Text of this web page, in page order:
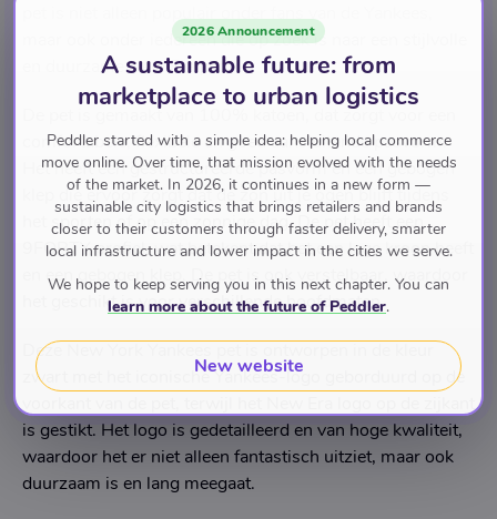
pet is niet alleen populair onder fans van de Yankees,
maar ook onder iedereen die op zoek is naar een stijlvolle
en duurzame New Era pet.
De pet is gemaakt van 100% katoen, dat zorgt voor een
comfortabele, flexibele en goed aansluitende pasvorm.
Het heeft een gestructureerde pasvorm en een gebogen
klep die ervoor zorgt dat de zon uit je ogen blijft tijdens
het sporten of op een zonnige dag. De pet heeft een
9FORTY profiel, wat betekent dat het een lage kroon heeft
en een gebogen klep. De pet is ook verstelbaar, waardoor
het geschikt is voor verschillende hoofdmaten.
Deze New York Yankees pet is ontworpen in de kleur
zwart met het iconische Yankees-logo geborduurd op de
voorkant van de pet, terwijl het New Era logo op de zijkant
is gestikt. Het logo is gedetailleerd en van hoge kwaliteit,
waardoor het er niet alleen fantastisch uitziet, maar ook
duurzaam is en lang meegaat.
2026 Announcement
A sustainable future: from
marketplace to urban logistics
Peddler started with a simple idea: helping local commerce
move online. Over time, that mission evolved with the needs
of the market. In 2026, it continues in a new form —
sustainable city logistics that brings retailers and brands
closer to their customers through faster delivery, smarter
local infrastructure and lower impact in the cities we serve.
We hope to keep serving you in this next chapter. You can
learn more about the future of Peddler.
New website